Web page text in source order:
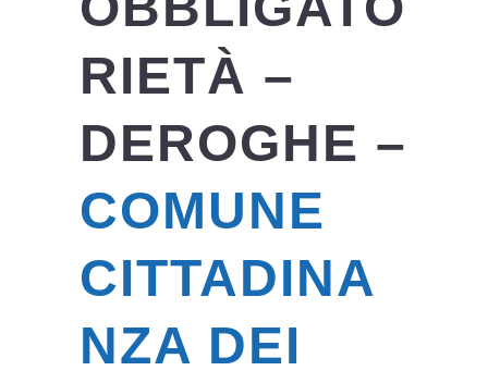
RIETÀ –
DEROGHE –
COMUNE
CITTADINA
NZA DEI